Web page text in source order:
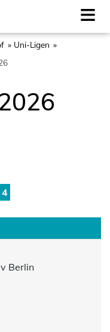
Uni-Ligen
4
Berlin